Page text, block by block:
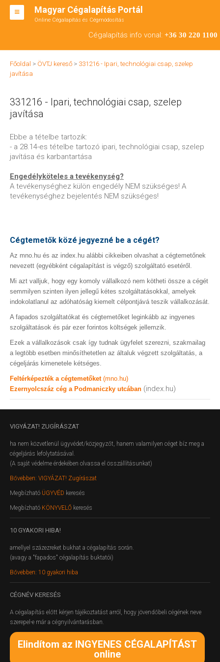
Magyar Cégalapítás Portál
Online Cégalapítás és Cégmódosítás
Cégalapítás info vonal: +36 30 220 1100
BT ALAPÍTÁS
RT ALAPÍTÁS
ÁTALAKULÁS
ENGEDÉLYKÖTELES
IRODÁK
Főoldal > ÖVTJ kereső > 331216 - Ipari, technológiai csap, szelep
javítása
331216 - Ipari, technológiai csap, szelep
javítása
Ebbe a tételbe tartozik:
- a 28.14-es tételbe tartozó ipari, technológiai csap, szelep
javítása és karbantartása
Engedélyköteles a tevékenység?
A tevékenységhez külön engedély NEM szükséges! A
tevékenységhez bejelentés NEM szükséges!
Cégtemetők közé jegyezné be a cégét?
Az mno.hu és az index.hu alábbi cikkeiben olvashat a cégtemetőnek
nevezett (egyébként cégalapítást is végző) szolgáltató esetéről.
Mi azt valljuk, hogy egy komoly vállalkozó nem kötheti össze a cégét
semmilyen szinten ilyen jellegű kétes szolgáltatásokkal, amelyek
indokolatlanul az adóhatóság kiemelt célpontjává teszik vállalkozását.
A fapados szolgáltatókat és cégtemetőket leginkább az ingyenes
szolgáltatások és pár ezer forintos költségek jellemzik.
Ezek a vállalkozások csak így tudnak ügyfelet szerezni, szakmailag
a legtöbb esetben minősíthetetlen az általuk végzett szolgáltatás, a
cégeljárás kimenetele kétséges.
Feltérképezték a cégtemetőket (mno.hu)
Ezernyolcszáz cég a Podmaniczky utcában (index.hu)
VIGYÁZAT! ZUGÍRÁSZAT
ha nem közvetlenül ügyvédet/közjegyzőt, hanem valamilyen céget bíz meg a
cégeljárás lefolytatásával.
(A saját védelme érdekében olvassa el összállításunkat)
Bővebben: VIGYÁZAT! Zugírászat
Megbízható ÜGYVÉD keresés
Megbízható KÖNYVELŐ keresés
10 GYAKORI HIBA!
amellyel százezreket bukhat a cégalapítás során.
(avagy a "fapados" cégalapítás buktatói)
Bővebben: 10 gyakori hiba
CÉGNÉV KERESÉS
A cégalapítás előtt kérjen tájékoztatást arról, hogy jövendőbeli cégének neve
szerepel-e már a cégnyilvántarásban.
Elindítom az INGYENES CÉGALAPÍTÁST
online